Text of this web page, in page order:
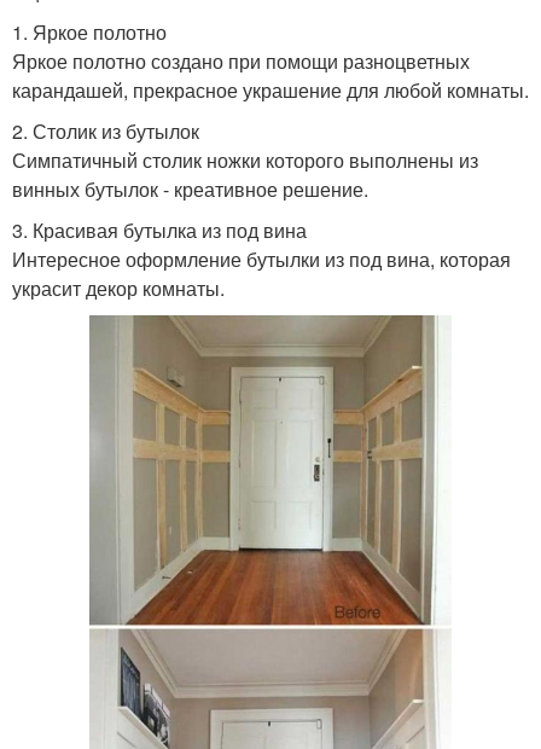
1. Яркое полотно
Яркое полотно создано при помощи разноцветных
карандашей, прекрасное украшение для любой комнаты.
2. Столик из бутылок
Симпатичный столик ножки которого выполнены из
винных бутылок - креативное решение.
3. Красивая бутылка из под вина
Интересное оформление бутылки из под вина, которая
украсит декор комнаты.